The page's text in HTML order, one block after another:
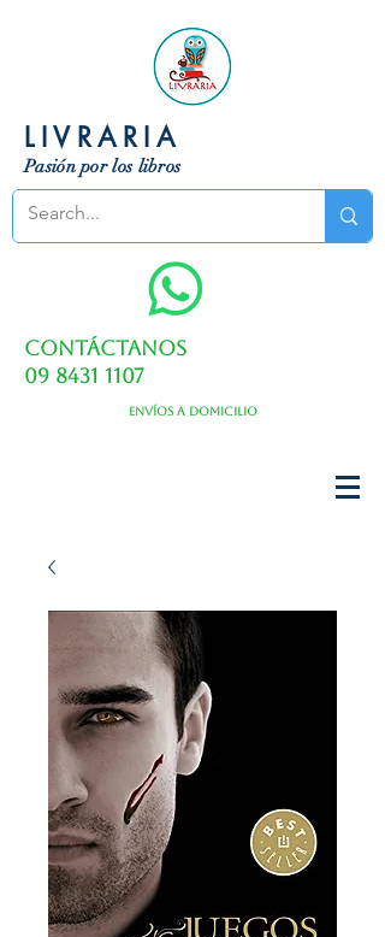
LIVRARIA
Pasión por los libros
Contáctanos
09 8431 1107
Envíos a domicilio